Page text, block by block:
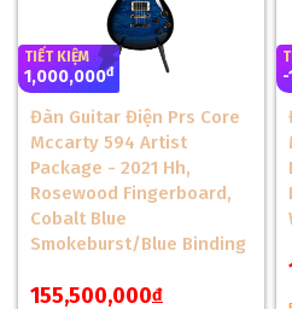
Cần đàn
Fingerboard Gỗ
Pickups 2x PRS
Số phím đàn
Chiều dài scale 25" (635
Tuners PRS
Birds
Hệ thống Tremolo Floyd
TIẾT KIỆM
1,000,000đ
Đàn Guitar Điện Prs Core
Mccarty 594 Artist
Package - 2021 Hh,
Rosewood Fingerboard,
Cobalt Blue
Smokeburst/Blue Binding
155,500,000đ